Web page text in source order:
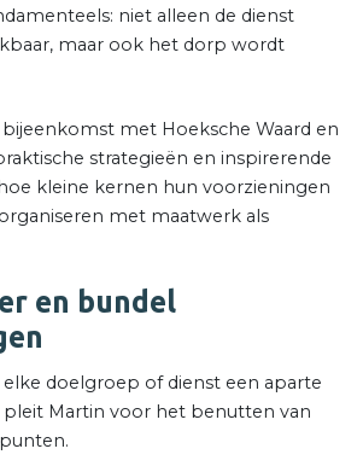
niet alleen de dienst
maar ook het dorp wordt
met Hoeksche Waard en
strategieën en inspirerende
kleine kernen hun voorzieningen
met maatwerk als
en bundel
doelgroep of dienst een aparte
pleit Martin voor het benutten van